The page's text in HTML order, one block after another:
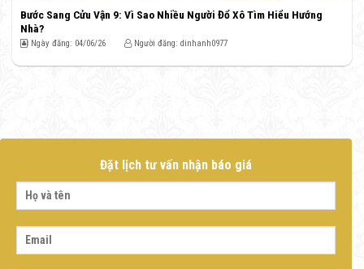
Bước Sang Cửu Vận 9: Vì Sao Nhiều Người Đổ Xô Tìm Hiểu Hướng
Nhà?
Ngày đăng: 04/06/26 Người đăng: dinhanh0977
Đặt lịch tư vấn nhận báo giá